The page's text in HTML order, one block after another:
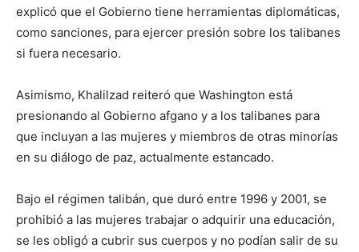
explicó que el Gobierno tiene herramientas diplomáticas,
como sanciones, para ejercer presión sobre los talibanes
si fuera necesario.
Asimismo, Khalilzad reiteró que Washington está
presionando al Gobierno afgano y a los talibanes para
que incluyan a las mujeres y miembros de otras minorías
en su diálogo de paz, actualmente estancado.
Bajo el régimen talibán, que duró entre 1996 y 2001, se
prohibió a las mujeres trabajar o adquirir una educación,
se les obligó a cubrir sus cuerpos y no podían salir de su